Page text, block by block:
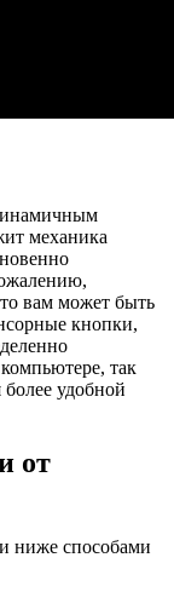
механика
вам может быть
кнопки,
так
более удобной
от
ниже способами